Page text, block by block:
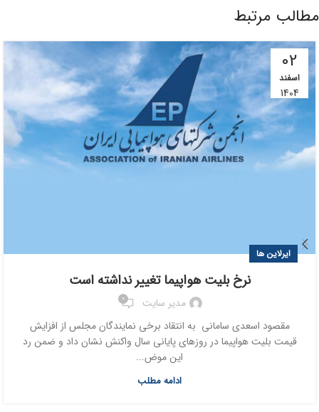
مطالب مرتبط
02
اسفند
1404
ایرلاین ها
نرخ بلیت هواپیما تغییر نداشته است
مدیر سایت 0
مقصود اسعدی سامانی به انتقاد برخی نمایندگان مجلس از افزایش
قیمت بلیت هواپیما در روزهای پایانی سال واکنش نشان داد و ضمن رد
این موض...
ادامه مطلب